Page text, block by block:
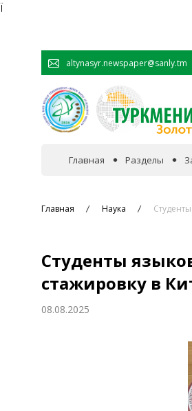
Ï
altynasyr.newspaper@sanly.tm
Главная Разделы
Главная Наука
Студенты
стажировку в
08.08.2025